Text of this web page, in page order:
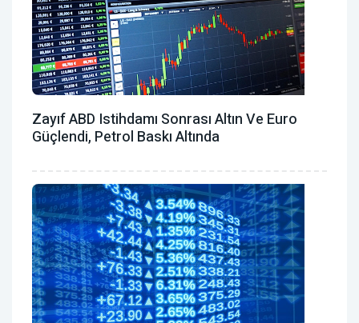
Zayıf ABD Istihdamı Sonrası Altın Ve Euro
Güçlendi, Petrol Baskı Altında